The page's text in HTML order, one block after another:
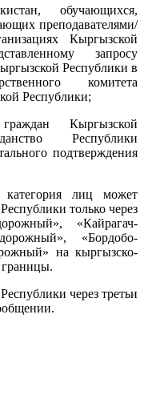
обучающихся,
преподавателями/
Кыргызской
запросу
Республики в
комитета
Республики;
Кыргызской
Республики
подтверждения
категория лиц может
только через
«Кайрагач-
«Бордобо-
на кыргызско-
границы.
через третьи